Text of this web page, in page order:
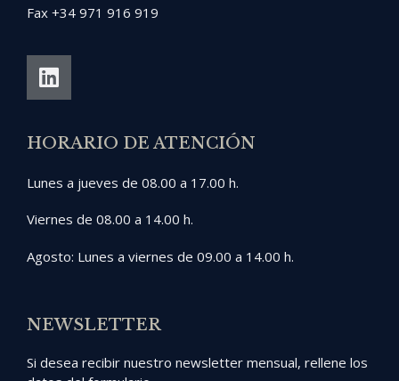
Fax +34 971 916 919
HORARIO DE ATENCIÓN
Lunes a jueves de 08.00 a 17.00 h.
Viernes de 08.00 a 14.00 h.
Agosto: Lunes a viernes de 09.00 a 14.00 h.
NEWSLETTER
Si desea recibir nuestro newsletter mensual, rellene los